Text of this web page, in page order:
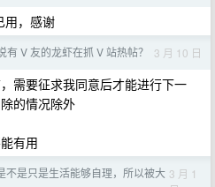
用，感谢
有 V 友的龙虾在抓 V 站热帖？ 3 月 10 日
需要征求我同意后才能进行下一
的情况除外
有用
不是只是生活能够自理，所以被大 3 月 1